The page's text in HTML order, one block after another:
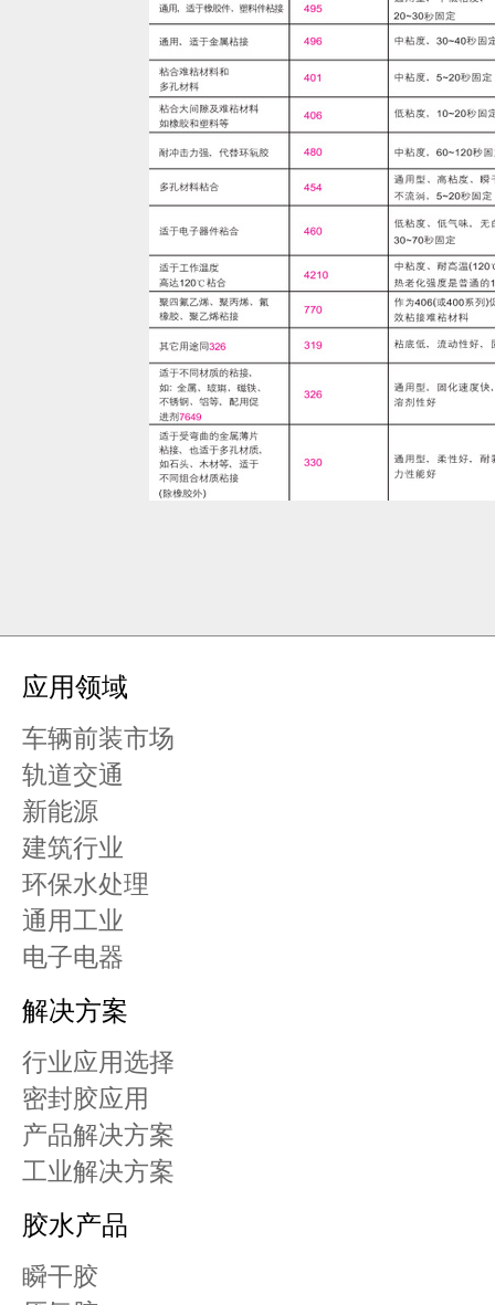
1 5
应用领域
车辆前装市场
轨道交通
新能源
建筑行业
环保水处理
通用工业
电子电器
解决方案
行业应用选择
密封胶应用
产品解决方案
工业解决方案
胶水产品
瞬干胶